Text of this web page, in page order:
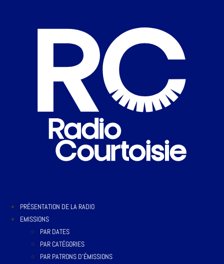
PRÉSENTATION DE LA RADIO
EMISSIONS
PAR DATES
PAR CATÉGORIES
PAR PATRONS D’ÉMISSIONS